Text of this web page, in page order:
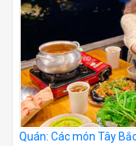
Quán: Các món Tây